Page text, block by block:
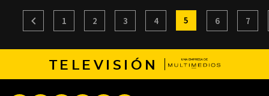
1 2 3 4 5 6 7
TELEVISIÓN